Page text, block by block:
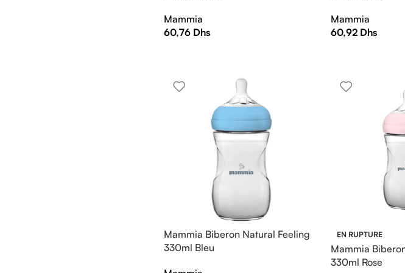
Mammia
60,76 Dhs
Mammia
60,92 Dhs
Mammia Biberon Natural Feeling
330ml Bleu
EN RUPTURE
Mammia
330ml Rose